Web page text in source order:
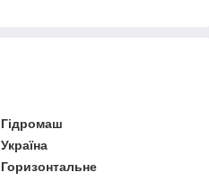
Гідромаш
Україна
Горизонтальне